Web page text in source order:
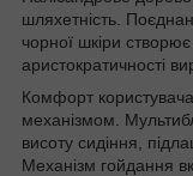
шляхетність.
чорної шкіри
аристократичності
Комфорт
механізмом.
висоту сидіння,
Механізм гойдання